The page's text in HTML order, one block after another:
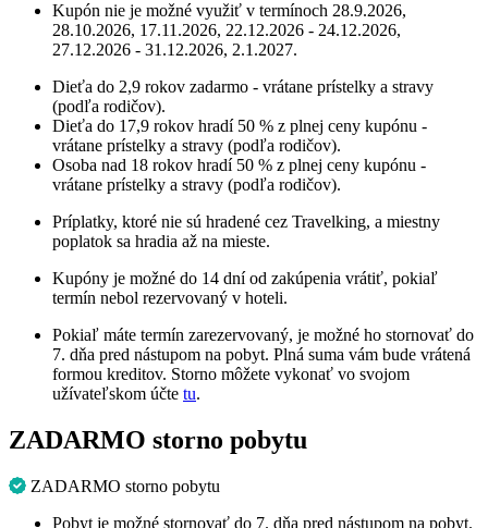
Kupón nie je možné využiť v termínoch 28.9.2026,
28.10.2026, 17.11.2026, 22.12.2026 - 24.12.2026,
27.12.2026 - 31.12.2026, 2.1.2027.
Dieťa do 2,9 rokov zadarmo - vrátane prístelky a stravy
(podľa rodičov).
Dieťa do 17,9 rokov hradí 50 % z plnej ceny kupónu -
vrátane prístelky a stravy (podľa rodičov).
Osoba nad 18 rokov hradí 50 % z plnej ceny kupónu -
vrátane prístelky a stravy (podľa rodičov).
Príplatky, ktoré nie sú hradené cez Travelking, a miestny
poplatok sa hradia až na mieste.
Kupóny je možné do 14 dní od zakúpenia vrátiť, pokiaľ
termín nebol rezervovaný v hoteli.
Pokiaľ máte termín zarezervovaný, je možné ho stornovať do
7. dňa pred nástupom na pobyt. Plná suma vám bude vrátená
formou kreditov. Storno môžete vykonať vo svojom
užívateľskom účte tu.
ZADARMO storno pobytu
ZADARMO storno pobytu
Pobyt je možné stornovať do 7. dňa pred nástupom na pobyt.